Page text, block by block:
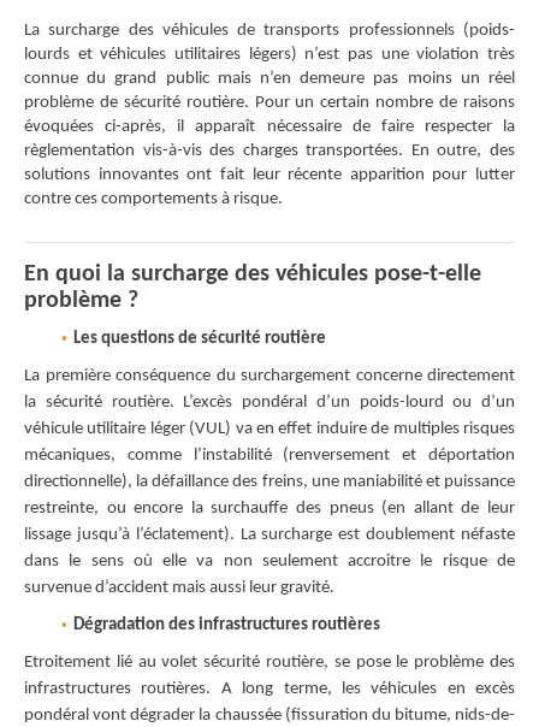
La surcharge des véhicules de transports professionnels (poids-
lourds et véhicules utilitaires légers) n’est pas une violation très
connue du grand public mais n’en demeure pas moins un réel
problème de sécurité routière. Pour un certain nombre de raisons
évoquées ci-après, il apparaît nécessaire de faire respecter la
règlementation vis-à-vis des charges transportées. En outre, des
solutions innovantes ont fait leur récente apparition pour lutter
contre ces comportements à risque.
En quoi la surcharge des véhicules pose-t-elle
problème ?
Les questions de sécurité routière
La première conséquence du surchargement concerne directement
la sécurité routière. L’excès pondéral d’un poids-lourd ou d’un
véhicule utilitaire léger (VUL) va en effet induire de multiples risques
mécaniques, comme l’instabilité (renversement et déportation
directionnelle), la défaillance des freins, une maniabilité et puissance
restreinte, ou encore la surchauffe des pneus (en allant de leur
lissage jusqu’à l’éclatement). La surcharge est doublement néfaste
dans le sens où elle va non seulement accroitre le risque de
survenue d’accident mais aussi leur gravité.
Dégradation des infrastructures routières
Etroitement lié au volet sécurité routière, se pose le problème des
infrastructures routières. A long terme, les véhicules en excès
pondéral vont dégrader la chaussée (fissuration du bitume, nids-de-